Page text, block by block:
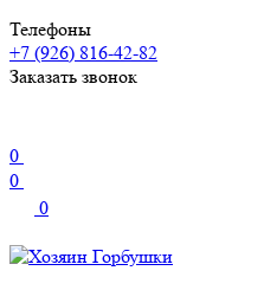
Телефоны
+7 (926) 816-42-82
Заказать звонок
0
0
0